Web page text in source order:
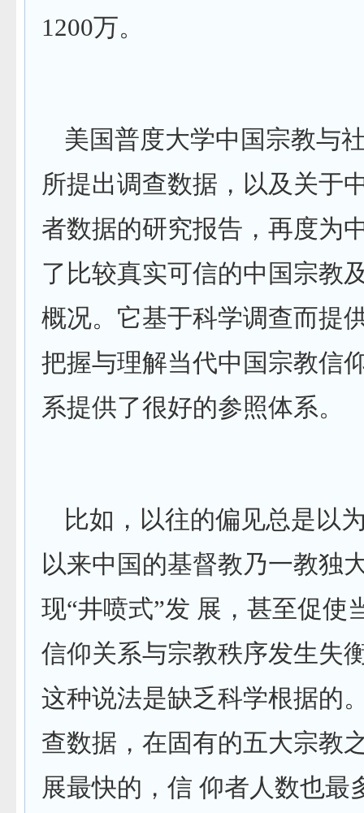
1200万。
美国普度大学中国宗教与
所提出调查数据，以及关于
者数据的研究报告，再度为
了比较真实可信的中国宗教
概况。它基于科学调查而提
把握与理解当代中国宗教信
系提供了很好的参照体系。
比如，以往的偏见总是以
以来中国的基督教乃一教独
现“井喷式”发 展，甚至促使
信仰关系与宗教秩序发生失
这种说法是缺乏科学根据的
查数据，在固有的五大宗教
展最快的，信 仰者人数也最